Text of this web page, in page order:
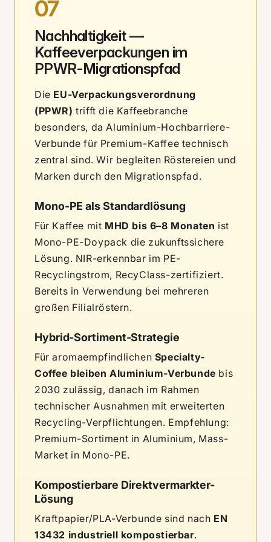
07
Nachhaltigkeit —
Kaffeeverpackungen im
PPWR-Migrationspfad
Die EU-Verpackungsverordnung
(PPWR) trifft die Kaffeebranche
besonders, da Aluminium-Hochbarriere-
Verbunde für Premium-Kaffee technisch
zentral sind. Wir begleiten Röstereien und
Marken durch den Migrationspfad.
Mono-PE als Standardlösung
Für Kaffee mit MHD bis 6–8 Monaten ist
Mono-PE-Doypack die zukunftssichere
Lösung. NIR-erkennbar im PE-
Recyclingstrom, RecyClass-zertifiziert.
Bereits in Verwendung bei mehreren
großen Filialröstern.
Hybrid-Sortiment-Strategie
Für aromaempfindlichen Specialty-
Coffee bleiben Aluminium-Verbunde bis
2030 zulässig, danach im Rahmen
technischer Ausnahmen mit erweiterten
Recycling-Verpflichtungen. Empfehlung:
Premium-Sortiment in Aluminium, Mass-
Market in Mono-PE.
Kompostierbare Direktvermarkter-
Lösung
Kraftpapier/PLA-Verbunde sind nach EN
13432 industriell kompostierbar.